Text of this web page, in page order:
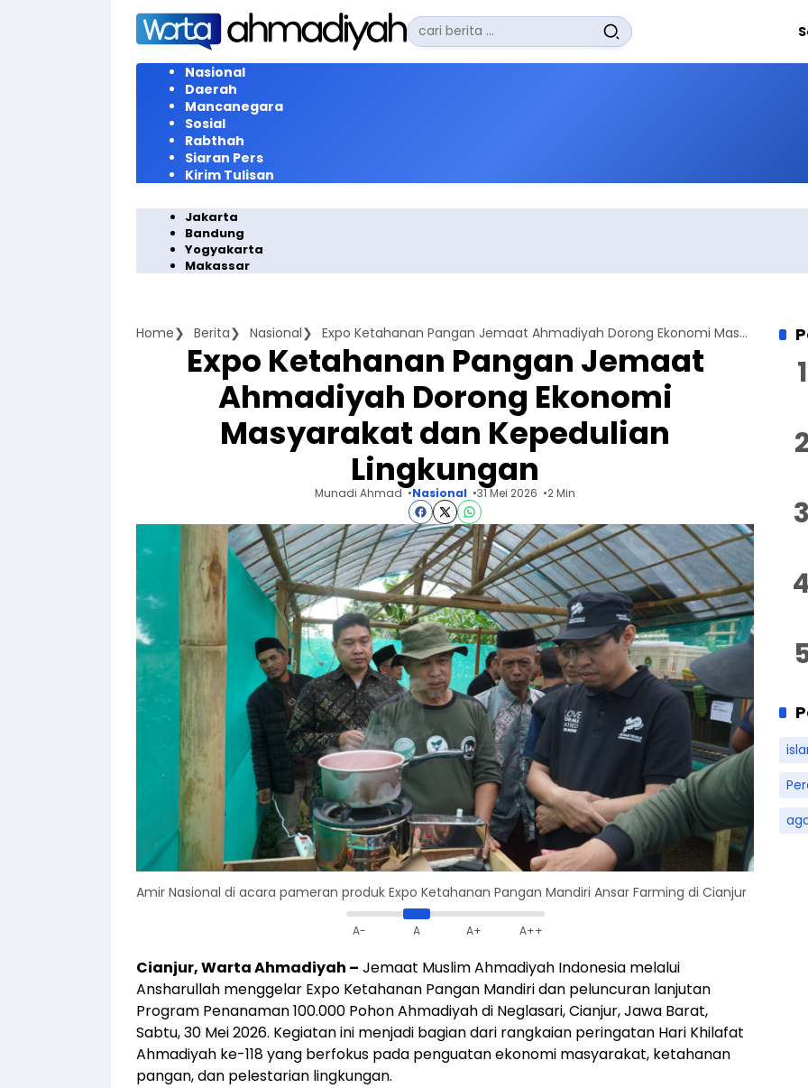
Langsung
konten
Pencarian
untuk:
Nasional
Daerah
Mancanegara
Sosial
Rabthah
Siaran Pers
Kirim Tulisan
Jakarta
Bandung
Yogyakarta
Makassar
Home Berita Nasional Expo Ketahanan Pangan Jemaat Ahmadiyah Dorong Ekonomi Masyarakat dan Kepedulian Lingkungan
Expo Ketahanan Pangan Jemaat
Ahmadiyah Dorong Ekonomi
Masyarakat dan Kepedulian
Lingkungan
Munadi Ahmad Nasional 31 Mei 2026 2 Min
Amir Nasional di acara pameran produk Expo Ketahanan Pangan Mandiri Ansar Farming di Cianjur
A- A A+ A++
Cianjur, Warta Ahmadiyah – Jemaat Muslim Ahmadiyah Indonesia melalui
Ansharullah menggelar Expo Ketahanan Pangan Mandiri dan peluncuran lanjutan
Program Penanaman 100.000 Pohon Ahmadiyah di Neglasari, Cianjur, Jawa Barat,
Sabtu, 30 Mei 2026. Kegiatan ini menjadi bagian dari rangkaian peringatan Hari Khilafat
Ahmadiyah ke-118 yang berfokus pada penguatan ekonomi masyarakat, ketahanan
pangan, dan pelestarian lingkungan.